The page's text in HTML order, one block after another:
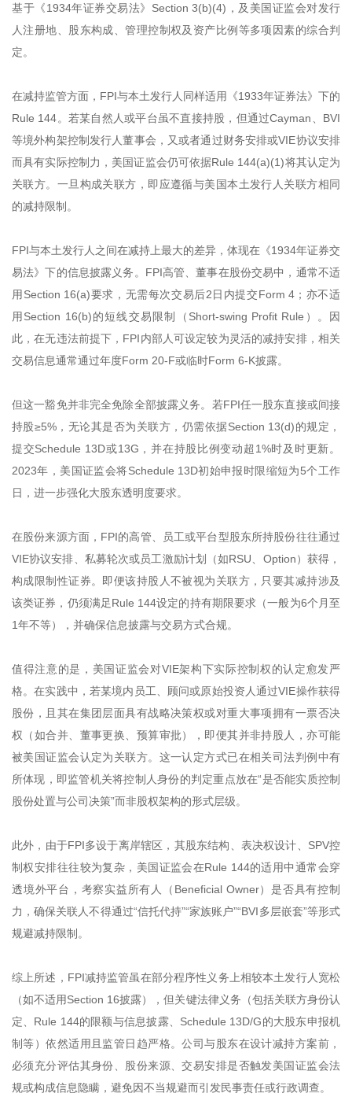
基于《1934年证券交易法》Section 3(b)(4)，及美国证监会对发行
人注册地、股东构成、管理控制权及资产比例等多项因素的综合判
定。
在减持监管方面，FPI与本土发行人同样适用《1933年证券法》下的
Rule 144。若某自然人或平台虽不直接持股，但通过Cayman、BVI
等境外构架控制发行人董事会，又或者通过财务安排或VIE协议安排
而具有实际控制力，美国证监会仍可依据Rule 144(a)(1)将其认定为
关联方。一旦构成关联方，即应遵循与美国本土发行人关联方相同
的减持限制。
FPI与本土发行人之间在减持上最大的差异，体现在《1934年证券交
易法》下的信息披露义务。FPI高管、董事在股份交易中，通常不适
用Section 16(a)要求，无需每次交易后2日内提交Form 4；亦不适
用Section 16(b)的短线交易限制（Short-swing Profit Rule）。因
此，在无违法前提下，FPI内部人可设定较为灵活的减持安排，相关
交易信息通常通过年度Form 20-F或临时Form 6-K披露。
但这一豁免并非完全免除全部披露义务。若FPI任一股东直接或间接
持股≥5%，无论其是否为关联方，仍需依据Section 13(d)的规定，
提交Schedule 13D或13G，并在持股比例变动超1%时及时更新。
2023年，美国证监会将Schedule 13D初始申报时限缩短为5个工作
日，进一步强化大股东透明度要求。
在股份来源方面，FPI的高管、员工或平台型股东所持股份往往通过
VIE协议安排、私募轮次或员工激励计划（如RSU、Option）获得，
构成限制性证券。即便该持股人不被视为关联方，只要其减持涉及
该类证券，仍须满足Rule 144设定的持有期限要求（一般为6个月至
1年不等），并确保信息披露与交易方式合规。
值得注意的是，美国证监会对VIE架构下实际控制权的认定愈发严
格。在实践中，若某境内员工、顾问或原始投资人通过VIE操作获得
股份，且其在集团层面具有战略决策权或对重大事项拥有一票否决
权（如合并、董事更换、预算审批），即便其并非持股人，亦可能
被美国证监会认定为关联方。这一认定方式已在相关司法判例中有
所体现，即监管机关将控制人身份的判定重点放在“是否能实质控制
股份处置与公司决策”而非股权架构的形式层级。
此外，由于FPI多设于离岸辖区，其股东结构、表决权设计、SPV控
制权安排往往较为复杂，美国证监会在Rule 144的适用中通常会穿
透境外平台，考察实益所有人（Beneficial Owner）是否具有控制
力，确保关联人不得通过“信托代持”“家族账户”“BVI多层嵌套”等形式
规避减持限制。
综上所述，FPI减持监管虽在部分程序性义务上相较本土发行人宽松
（如不适用Section 16披露），但关键法律义务（包括关联方身份认
定、Rule 144的限额与信息披露、Schedule 13D/G的大股东申报机
制等）依然适用且监管日趋严格。公司与股东在设计减持方案前，
必须充分评估其身份、股份来源、交易安排是否触发美国证监会法
规或构成信息隐瞒，避免因不当规避而引发民事责任或行政调查。